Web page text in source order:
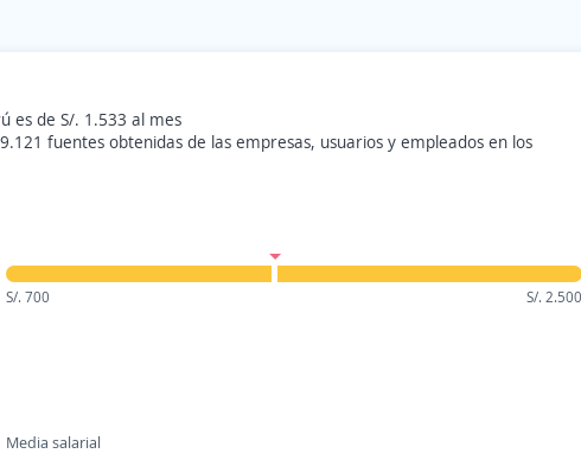
es de S/. 1.533 al mes
fuentes obtenidas de las empresas, usuarios y empleados en los
S/. 700 S/. 2.500
Media salarial